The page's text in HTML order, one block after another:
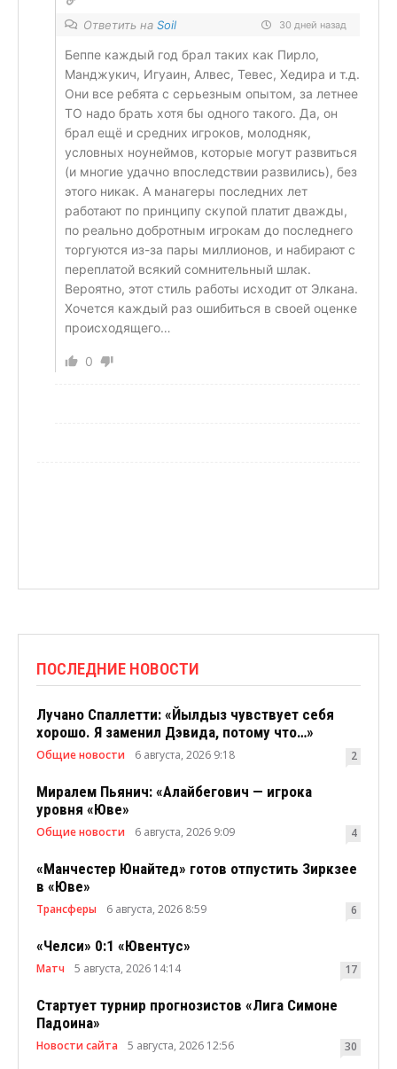
Ответить на Soil 30 дней назад
Беппе каждый год брал таких как Пирло,
Манджукич, Игуаин, Алвес, Тевес, Хедира и т.д.
Они все ребята с серьезным опытом, за летнее
ТО надо брать хотя бы одного такого. Да, он
брал ещё и средних игроков, молодняк,
условных ноунеймов, которые могут развиться
(и многие удачно впоследствии развились), без
этого никак. А манагеры последних лет
работают по принципу скупой платит дважды,
по реально добротным игрокам до последнего
торгуются из-за пары миллионов, и набирают с
переплатой всякий сомнительный шлак.
Вероятно, этот стиль работы исходит от Элкана.
Хочется каждый раз ошибиться в своей оценке
происходящего…
0
ПОСЛЕДНИЕ НОВОСТИ
Лучано Спаллетти: «Йылдыз чувствует себя
хорошо. Я заменил Дэвида, потому что…»
Общие новости 6 августа, 2026 9:18 2
Миралем Пьянич: «Алайбегович — игрока
уровня «Юве»
Общие новости 6 августа, 2026 9:09 4
«Манчестер Юнайтед» готов отпустить Зиркзее
в «Юве»
Трансферы 6 августа, 2026 8:59 6
«Челси» 0:1 «Ювентус»
Матч 5 августа, 2026 14:14 17
Стартует турнир прогнозистов «Лига Симоне
Падоина»
Новости сайта 5 августа, 2026 12:56 30